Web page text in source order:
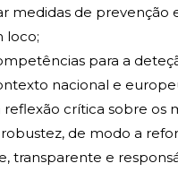
medidas de
loco;
para a
nacional e
crítica sobre os
de modo a
transparente e